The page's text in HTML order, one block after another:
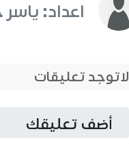
اعداد:
لاتوجد تعليقات
أضف تعليقك